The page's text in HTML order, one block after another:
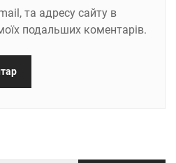
та адресу сайту в
подальших коментарів.